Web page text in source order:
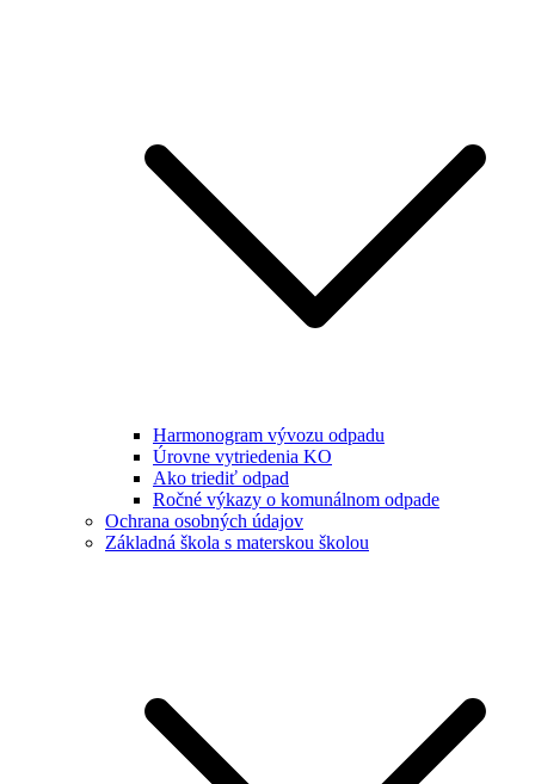
Harmonogram vývozu odpadu
Úrovne vytriedenia KO
Ako triediť odpad
Ročné výkazy o komunálnom odpade
Ochrana osobných údajov
Základná škola s materskou školou